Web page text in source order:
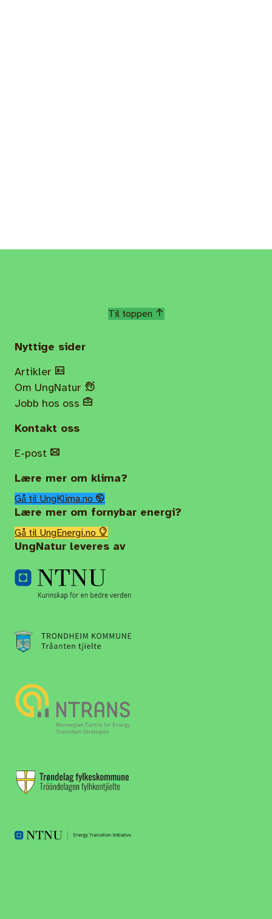
Til toppen
Nyttige sider
Artikler
Om UngNatur
Jobb hos oss
Kontakt oss
E-post
Lære mer om klima?
Gå til UngKlima.no
Lære mer om fornybar energi?
Gå til UngEnergi.no
UngNatur leveres av